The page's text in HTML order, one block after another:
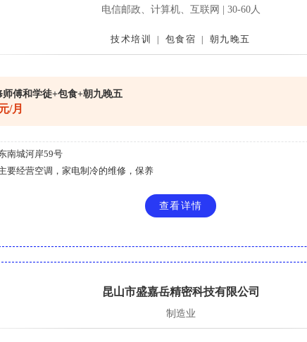
电信邮政、计算机、互联网 | 30-60人
技术培训 | 包食宿 | 朝九晚五
傅和学徒+包食+朝九晚五
/月
南城河岸59号
要经营空调，家电制冷的维修，保养
查看详情
昆山市盛嘉岳精密科技有限公司
制造业